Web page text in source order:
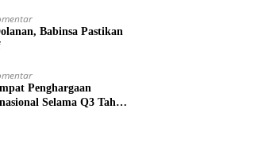
Babinsa Pastikan
Penghargaan
Selama Q3 Tahun